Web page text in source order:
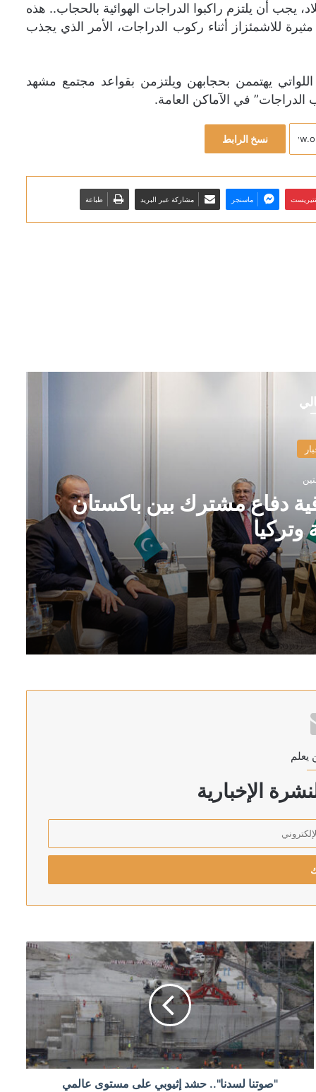
يجب أن يلتزم راكبوا الدراجات الهوائية بالحجاب.. هذه
للاشمئزاز أثناء ركوب الدراجات، الأمر الذي يجذب
اللواتي يهتممن بحجابهن ويلتزمن بقواعد مجتمع مشهد
في الآماكن العامة.
نسخ الرابط
ماسنجر مشاركة عبر البريد طباعة
دفاع مشترك بين باكستان
وتركيا
والسعودية وتركيا
لبنان
يعلم
الإخبارية
"صوتنا لسدنا".. حشد إثيوبي على مستوى عالمي